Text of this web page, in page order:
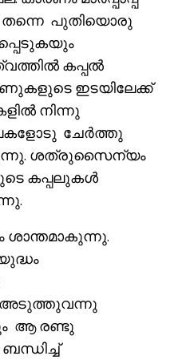
തന്നെ പുതിയൊരു
കപ്പൽ
ഇടയിലേക്ക്
നിന്നു
ചേർത്തു
ശത്രുസൈന്യം
കപ്പലുകൾ
ശാന്തമാകുന്നു.
അടുത്തുവന്നു
ആ രണ്ടു